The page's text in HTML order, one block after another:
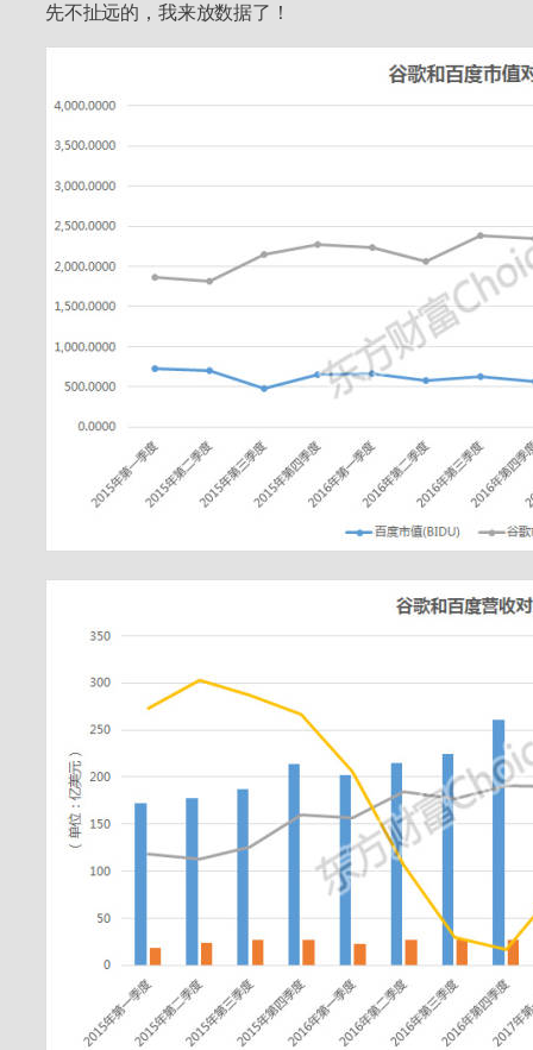
先不扯远的，我来放数据了！